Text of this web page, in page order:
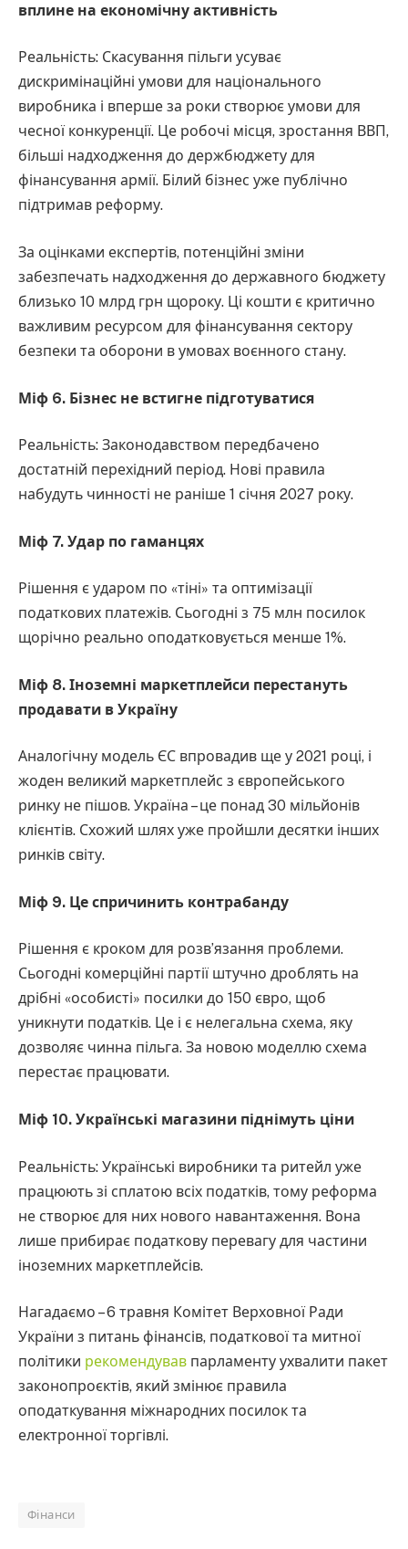
вплине на економічну активність
Реальність: Скасування пільги усуває
дискримінаційні умови для національного
виробника і вперше за роки створює умови для
чесної конкуренції. Це робочі місця, зростання ВВП,
більші надходження до держбюджету для
фінансування армії. Білий бізнес уже публічно
підтримав реформу.
За оцінками експертів, потенційні зміни
забезпечать надходження до державного бюджету
близько 10 млрд грн щороку. Ці кошти є критично
важливим ресурсом для фінансування сектору
безпеки та оборони в умовах воєнного стану.
Міф 6. Бізнес не встигне підготуватися
Реальність: Законодавством передбачено
достатній перехідний період. Нові правила
набудуть чинності не раніше 1 січня 2027 року.
Міф 7. Удар по гаманцях
Рішення є ударом по «тіні» та оптимізації
податкових платежів. Сьогодні з 75 млн посилок
щорічно реально оподатковується менше 1%.
Міф 8. Іноземні маркетплейси перестануть
продавати в Україну
Аналогічну модель ЄС впровадив ще у 2021 році, і
жоден великий маркетплейс з європейського
ринку не пішов. Україна – це понад 30 мільйонів
клієнтів. Схожий шлях уже пройшли десятки інших
ринків світу.
Міф 9. Це спричинить контрабанду
Рішення є кроком для розв’язання проблеми.
Сьогодні комерційні партії штучно дроблять на
дрібні «особисті» посилки до 150 євро, щоб
уникнути податків. Це і є нелегальна схема, яку
дозволяє чинна пільга. За новою моделлю схема
перестає працювати.
Міф 10. Українські магазини піднімуть ціни
Реальність: Українські виробники та ритейл уже
працюють зі сплатою всіх податків, тому реформа
не створює для них нового навантаження. Вона
лише прибирає податкову перевагу для частини
іноземних маркетплейсів.
Нагадаємо – 6 травня Комітет Верховної Ради
України з питань фінансів, податкової та митної
політики рекомендував парламенту ухвалити пакет
законопроєктів, який змінює правила
оподаткування міжнародних посилок та
електронної торгівлі.
Фінанси